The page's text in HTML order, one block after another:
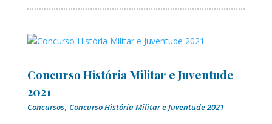
Concurso História Militar e Juventude
2021
Concursos, Concurso História Militar e Juventude 2021